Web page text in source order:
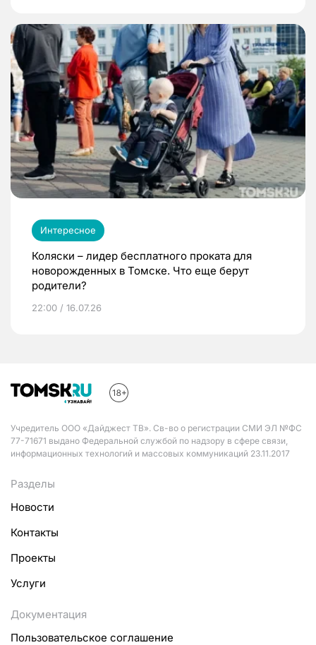
Интересное
Коляски – лидер бесплатного проката для
новорожденных в Томске. Что еще берут
родители?
22:00 / 16.07.26
Учредитель ООО «Дайджест ТВ». Св-во о регистрации СМИ ЭЛ №ФС
77-71671 выдано Федеральной службой по надзору в сфере связи,
информационных технологий и массовых коммуникаций 23.11.2017
Разделы
Новости
Контакты
Проекты
Услуги
Документация
Пользовательское соглашение